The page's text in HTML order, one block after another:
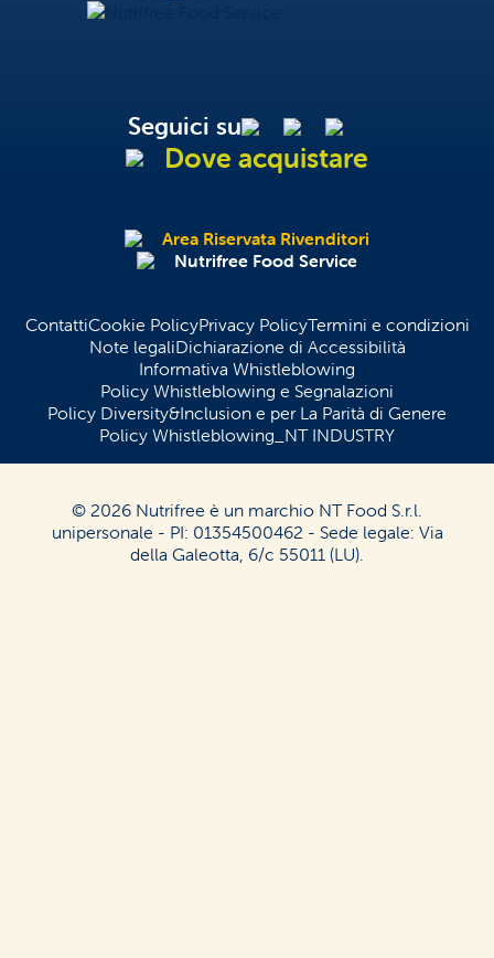
NtFood
Seguici su
Dove acquistare
Area Riservata Rivenditori
Nutrifree Food Service
ContattiCookie PolicyPrivacy PolicyTermini e condizioni
Note legaliDichiarazione di Accessibilità
Informativa Whistleblowing
Policy Whistleblowing e Segnalazioni
Policy Diversity&Inclusion e per La Parità di Genere
Policy Whistleblowing_NT INDUSTRY
© 2026 Nutrifree è un marchio NT Food S.r.l.
unipersonale - PI: 01354500462 - Sede legale: Via
della Galeotta, 6/c 55011 (LU).